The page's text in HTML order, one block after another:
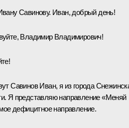
Савинову. Иван, добрый день!
Владимир Владимирович!
Савинов Иван, я из города
Я представляю направление «Меняй
дефицитное направление.